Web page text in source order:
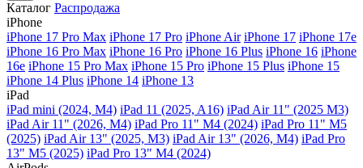
Каталог Распродажа
iPhone
iPhone 17 Pro Max iPhone 17 Pro iPhone Air iPhone 17 iPhone 17e
iPhone 16 Pro Max iPhone 16 Pro iPhone 16 Plus iPhone 16 iPhone
16e iPhone 15 Pro Max iPhone 15 Pro iPhone 15 Plus iPhone 15
iPhone 14 Plus iPhone 14 iPhone 13
iPad
iPad mini (2024, M4) iPad 11 (2025, A16) iPad Air 11" (2025 M3)
iPad Air 11" (2026, M4) iPad Pro 11" M4 (2024) iPad Pro 11" M5
(2025) iPad Air 13" (2025, M3) iPad Air 13" (2026, M4) iPad Pro
13" M5 (2025) iPad Pro 13" M4 (2024)